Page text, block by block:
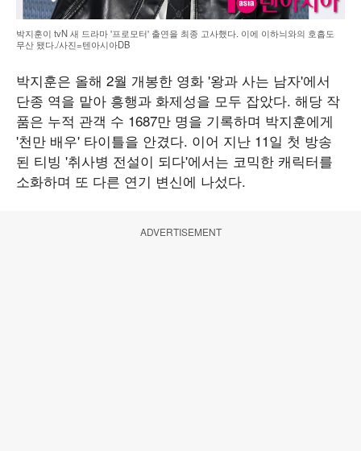
박지훈이 tvN 새 드라마 '프로모터' 출연을 최종 고사했다. 이에 이하늬와의 호흡도
무산 됐다./사진=텐아시아DB
박지훈은 올해 2월 개봉한 영화 '왕과 사는 남자'에서
단종 역을 맡아 흥행과 화제성을 모두 잡았다. 해당 작
품은 누적 관객 수 1687만 명을 기록하며 박지훈에게
'천만 배우' 타이틀을 안겼다. 이어 지난 11일 첫 방송
된 티빙 '취사병 전설이 되다'에서는 코믹한 캐릭터를
소화하며 또 다른 연기 변신에 나섰다.
ADVERTISEMENT